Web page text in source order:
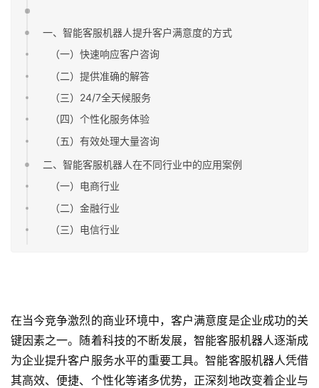
一、智能客服机器人提升客户满意度的方式
（一）快速响应客户咨询
（二）提供准确的解答
（三）24/7全天候服务
（四）个性化服务体验
（五）有效处理大量咨询
二、智能客服机器人在不同行业中的应用案例
（一）电商行业
（二）金融行业
（三）电信行业
在当今竞争激烈的商业环境中，客户满意度是企业成功的关
键因素之一。随着科技的不断发展，智能客服机器人逐渐成
为企业提升客户服务水平的重要工具。智能客服机器人凭借
其高效、便捷、个性化等诸多优势，正深刻地改变着企业与